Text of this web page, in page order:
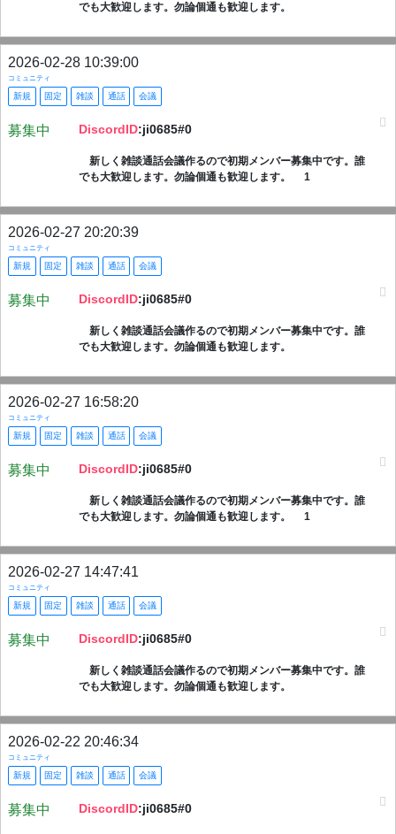
でも大歓迎します。勿論個通も歓迎します。
2026-02-28 10:39:00
コミュニティ
新規 固定 雑談 通話 会議
募集中 DiscordID:ji0685#0
新しく雑談通話会議作るので初期メンバー募集中です。誰
でも大歓迎します。勿論個通も歓迎します。 1
2026-02-27 20:20:39
コミュニティ
新規 固定 雑談 通話 会議
募集中 DiscordID:ji0685#0
新しく雑談通話会議作るので初期メンバー募集中です。誰
でも大歓迎します。勿論個通も歓迎します。
2026-02-27 16:58:20
コミュニティ
新規 固定 雑談 通話 会議
募集中 DiscordID:ji0685#0
新しく雑談通話会議作るので初期メンバー募集中です。誰
でも大歓迎します。勿論個通も歓迎します。 1
2026-02-27 14:47:41
コミュニティ
新規 固定 雑談 通話 会議
募集中 DiscordID:ji0685#0
新しく雑談通話会議作るので初期メンバー募集中です。誰
でも大歓迎します。勿論個通も歓迎します。
2026-02-22 20:46:34
コミュニティ
新規 固定 雑談 通話 会議
募集中 DiscordID:ji0685#0